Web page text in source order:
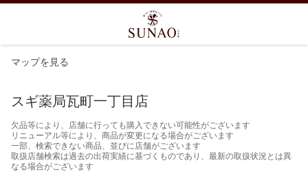
マップを見る
スギ薬局瓦町一丁目店
欠品等により、店舗に行っても購入できない可能性がございます
リニューアル等により、商品が変更になる場合がございます
一部、検索できない商品、並びに店舗がございます
取扱店舗検索は過去の出荷実績に基づくものであり、最新の取扱状況とは異
なる場合がございます